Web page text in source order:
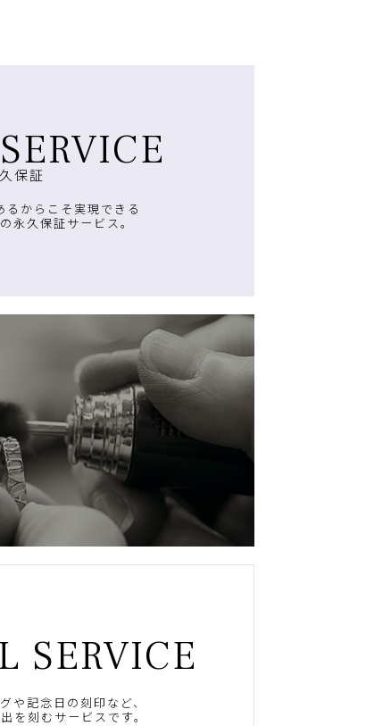
保証
るからこそ実現できる
永久保証サービス。
SERVICE
や記念日の刻印など、
を刻むサービスです。